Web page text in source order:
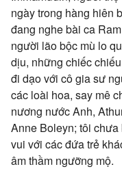
ngày trong hàng hiên
đang nghe bài ca
người lão bộc mù lo
dịu, những chiếc
đi dạo với cô gia sư
các loài hoa, say mê
nương nước Anh,
Anne Boleyn; tôi
vui với các đứa trẻ
âm thầm ngưỡng mộ.